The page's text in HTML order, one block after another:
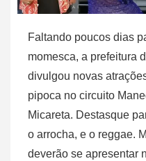
Faltando poucos dias
momesca, a prefeitura
divulgou novas
pipoca no circuito
Micareta. Destasque
o arrocha, e o reggae.
deverão se apresentar